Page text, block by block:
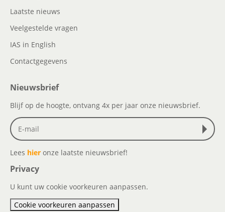
Laatste nieuws
Veelgestelde vragen
IAS in English
Contactgegevens
Nieuwsbrief
Blijf op de hoogte, ontvang 4x per jaar onze nieuwsbrief.
Lees hier onze laatste nieuwsbrief!
Privacy
U kunt uw cookie voorkeuren aanpassen.
Cookie voorkeuren aanpassen